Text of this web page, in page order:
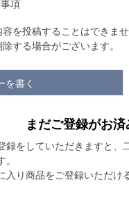
項
を投稿することはできませ
する場合がございます。
を書く
まだご登録がお
録をしていただきますと、
。
入り商品をご登録いただけ